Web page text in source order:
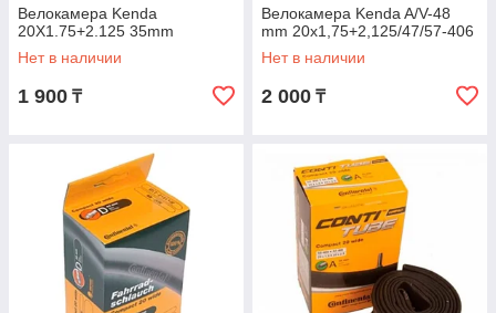
Велокамера Kenda
20X1.75+2.125 35mm
Нет в наличии
1 900 ₸
Велокамера Kenda A/V-48
mm 20x1,75+2,125/47/57-406
Нет в наличии
2 000 ₸